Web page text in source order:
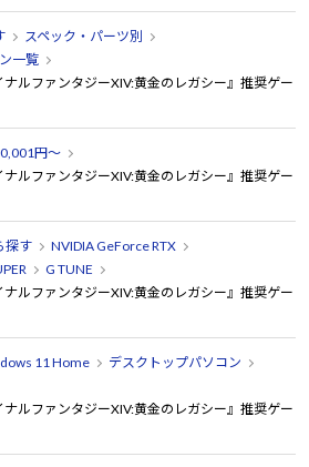
スペック・パーツ別
一覧
ナルファンタジーXIV:黄金のレガシー』推奨ゲー
円～
ナルファンタジーXIV:黄金のレガシー』推奨ゲー
探す
NVIDIA GeForce RTX
G TUNE
ナルファンタジーXIV:黄金のレガシー』推奨ゲー
11 Home
デスクトップパソコン
ナルファンタジーXIV:黄金のレガシー』推奨ゲー